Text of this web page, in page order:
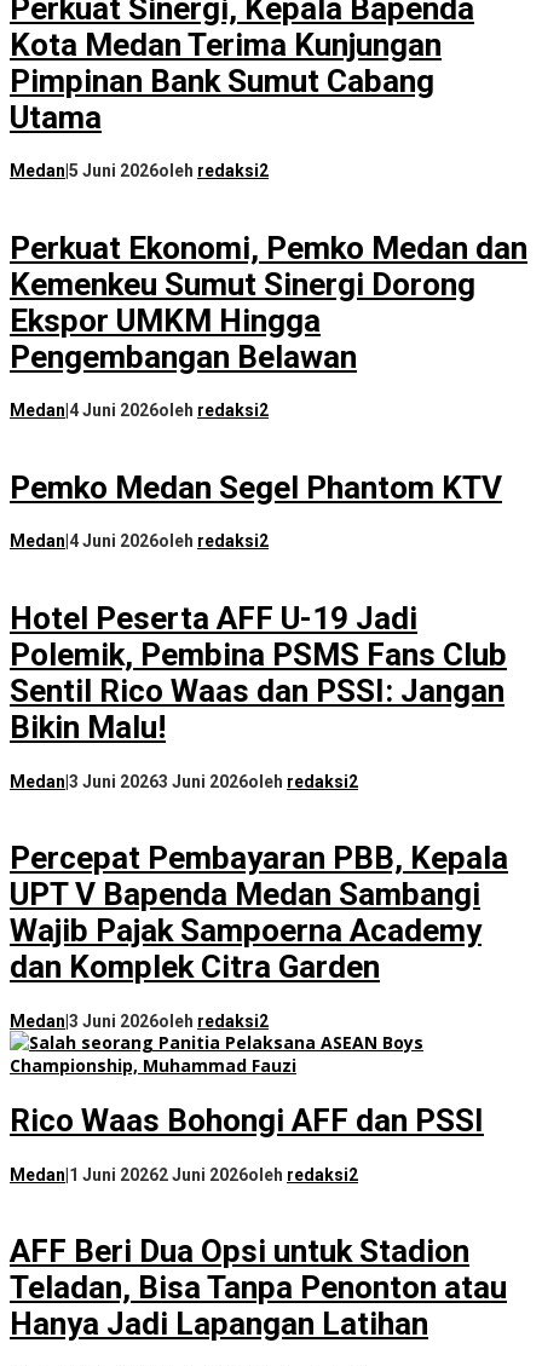
Perkuat Sinergi, Kepala Bapenda
Kota Medan Terima Kunjungan
Pimpinan Bank Sumut Cabang
Utama
Medan 5 Juni 2026oleh redaksi2
Perkuat Ekonomi, Pemko Medan dan
Kemenkeu Sumut Sinergi Dorong
Ekspor UMKM Hingga
Pengembangan Belawan
Medan 4 Juni 2026oleh redaksi2
Pemko Medan Segel Phantom KTV
Medan 4 Juni 2026oleh redaksi2
Hotel Peserta AFF U-19 Jadi
Polemik, Pembina PSMS Fans Club
Sentil Rico Waas dan PSSI: Jangan
Bikin Malu!
Medan|3 Juni 20263 Juni 2026oleh redaksi2
Percepat Pembayaran PBB, Kepala
UPT V Bapenda Medan Sambangi
Wajib Pajak Sampoerna Academy
dan Komplek Citra Garden
Medan 3 Juni 2026oleh redaksi2
Rico Waas Bohongi AFF dan PSSI
Medan 1 Juni 20262 Juni 2026oleh redaksi2
AFF Beri Dua Opsi untuk Stadion
Teladan, Bisa Tanpa Penonton atau
Hanya Jadi Lapangan Latihan